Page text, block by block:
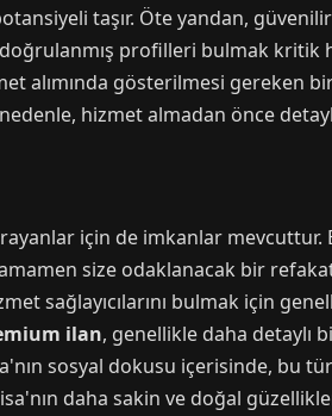
taşır. Öte yandan,
profilleri bulmak kritik
alımında gösterilmesi gereken
hizmet almadan önce
için de imkanlar mevcuttur.
size odaklanacak bir
sağlayıcılarını bulmak için
ilan, genellikle daha detaylı
sosyal dokusu içerisinde, bu
daha sakin ve doğal